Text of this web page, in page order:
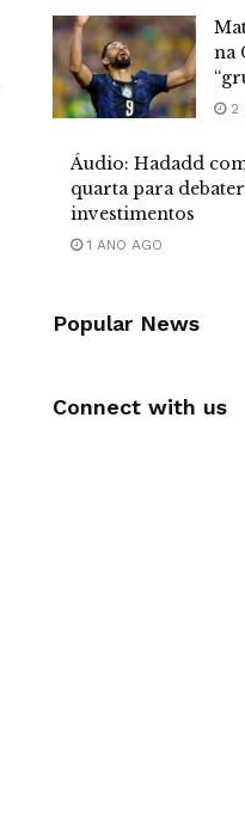
na
2
Áudio: Hadadd
quarta para
investimentos
1 ANO AGO
Popular News
Connect with us